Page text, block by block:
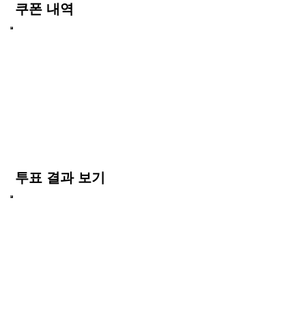
쿠폰 내역
투표 결과 보기